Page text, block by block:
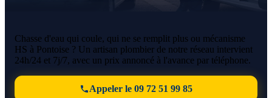
Chasse d'eau qui coule, qui ne se remplit plus ou mécanisme
HS à Pontoise ? Un artisan plombier de notre réseau intervient
24h/24 et 7j/7, avec un prix annoncé à l'avance par téléphone.
Appeler le 09 72 51 99 85